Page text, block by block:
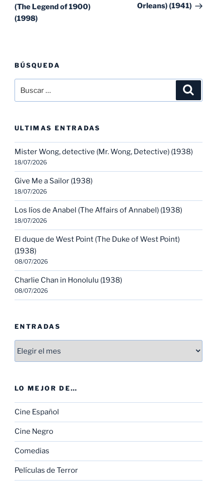
(The Legend of 1900)
(1998)
Orleans) (1941)
BÚSQUEDA
por:
ULTIMAS ENTRADAS
Mister Wong, detective (Mr. Wong, Detective) (1938)
18/07/2026
Give Me a Sailor (1938)
18/07/2026
Los líos de Anabel (The Affairs of Annabel) (1938)
18/07/2026
El duque de West Point (The Duke of West Point)
(1938)
08/07/2026
Charlie Chan in Honolulu (1938)
08/07/2026
ENTRADAS
LO MEJOR DE…
Cine Español
Cine Negro
Comedias
Películas de Terror